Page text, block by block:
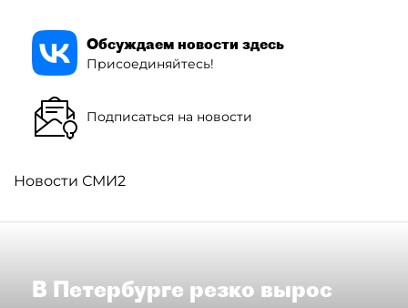
Обсуждаем новости здесь
Присоединяйтесь!
Подписаться на новости
Новости СМИ2
В Петербурге резко вырос